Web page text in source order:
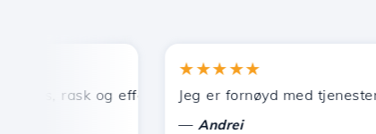
rask og effektiv teknisk support.
★★★★★
Jeg er fornøyd med tjenestene
Andrei